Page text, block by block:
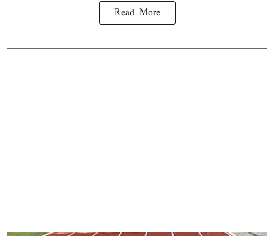
Read More